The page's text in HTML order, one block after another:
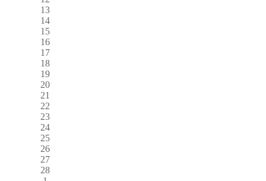
13
14
15
16
17
18
19
20
21
22
23
24
25
26
27
28